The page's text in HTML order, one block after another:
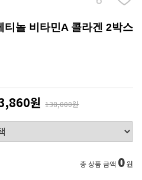
티놀 비타민A 콜라겐 2박스
원 138,000원
총 상품 금액 0원